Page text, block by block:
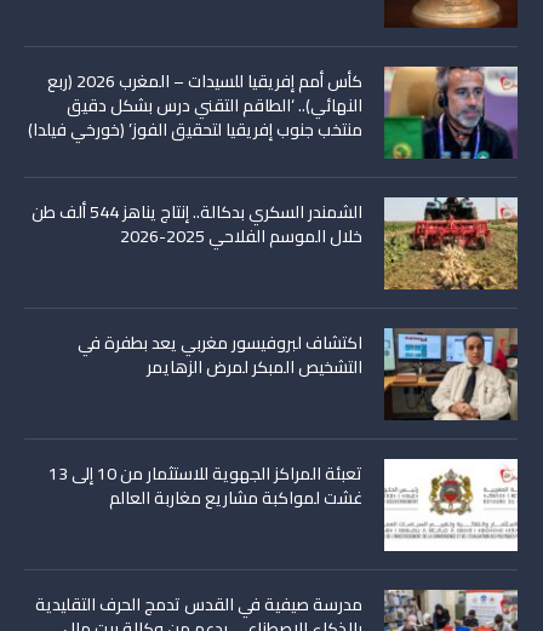
كأس أمم إفريقيا للسيدات – المغرب 2026 (ربع
النهائي).. ‘الطاقم التقني درس بشكل دقيق
منتخب جنوب إفريقيا لتحقيق الفوز’ (خورخي فيلدا)
الشمندر السكري بدكالة.. إنتاج يناهز 544 ألف طن
خلال الموسم الفلاحي 2025-2026
اكتشاف لبروفيسور مغربي يعد بطفرة في
التشخيص المبكر لمرض الزهايمر
تعبئة المراكز الجهوية للاستثمار من 10 إلى 13
غشت لمواكبة مشاريع مغاربة العالم
مدرسة صيفية في القدس تدمج الحرف التقليدية